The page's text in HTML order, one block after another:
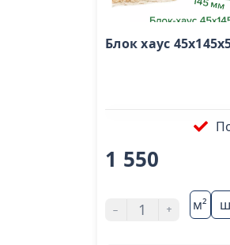
Блок хаус
1 550
- + м²